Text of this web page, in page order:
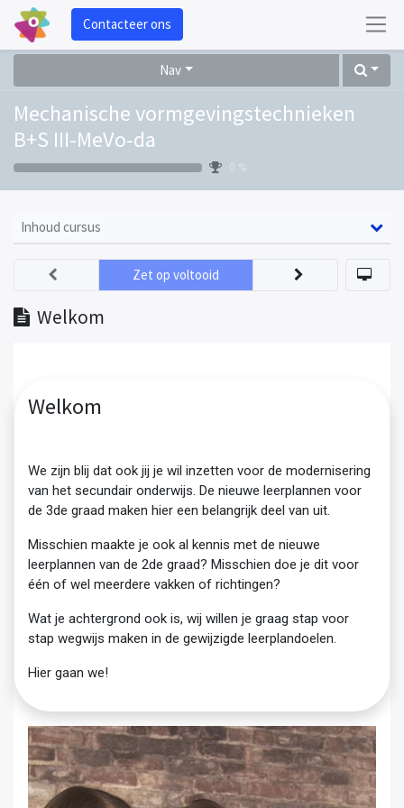
Contacteer ons
Nav
Mechanische vormgevingstechnieken
B+S III-MeVo-da
0 %
Inhoud cursus
Welkom
Zet op voltooid
Welkom
We zijn blij dat ook jij je wil inzetten voor de modernisering
van het secundair onderwijs. De nieuwe leerplannen voor
de 3de graad maken hier een belangrijk deel van uit.
Misschien maakte je ook al kennis met de nieuwe
leerplannen van de 2de graad? Misschien doe je dit voor
één of wel meerdere vakken of richtingen?
Wat je achtergrond ook is, wij willen je graag stap voor
stap wegwijs maken in de gewijzigde leerplandoelen.
Hier gaan we!